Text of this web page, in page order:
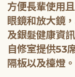
方便長輩使用
眼鏡和放大鏡
及銀髮健康資訊
自修室提供53